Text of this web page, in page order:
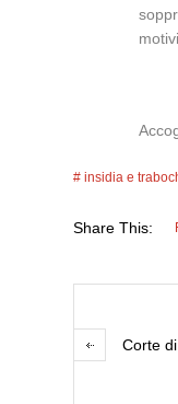
insidia e
Share This:
Corte